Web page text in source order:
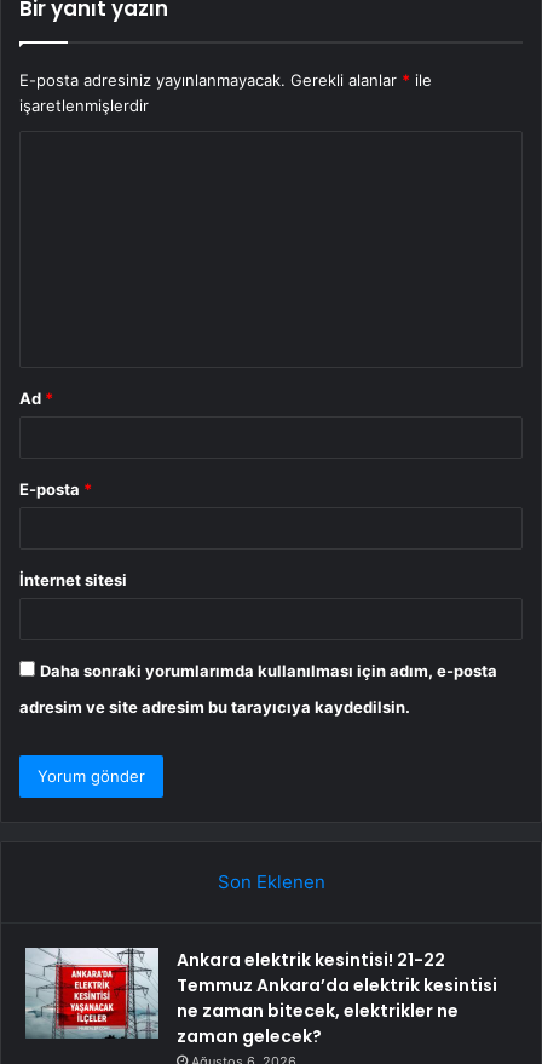
Bir yanıt yazın
E-posta adresiniz yayınlanmayacak. Gerekli alanlar * ile
işaretlenmişlerdir
Ad *
E-posta *
İnternet sitesi
Daha sonraki yorumlarımda kullanılması için adım, e-posta
adresim ve site adresim bu tarayıcıya kaydedilsin.
Son Eklenen
Ankara elektrik kesintisi! 21-22
Temmuz Ankara’da elektrik kesintisi
ne zaman bitecek, elektrikler ne
zaman gelecek?